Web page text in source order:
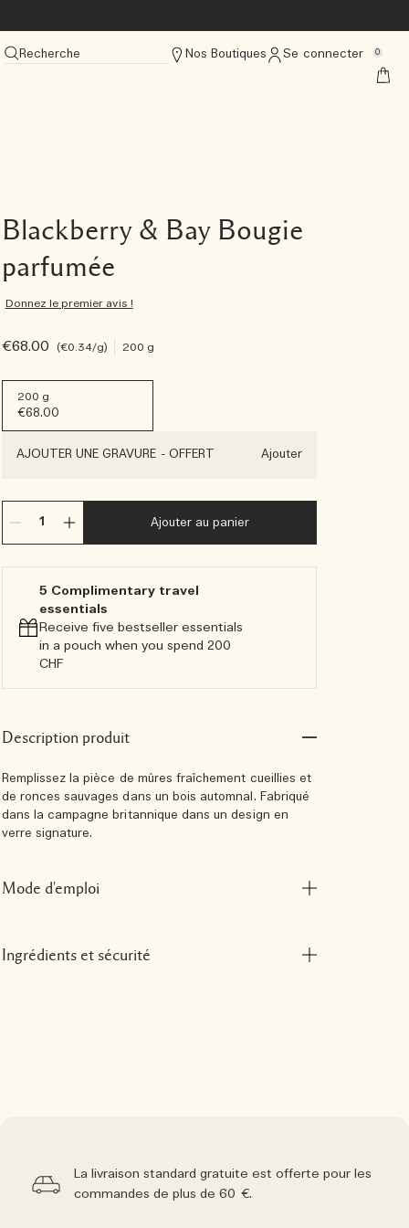
Recherche Nos Boutiques Se connecter 0
Blackberry & Bay Bougie
parfumée
Donnez le premier avis !
€68.00 €0.34/g 200 g
200 g
€68.00
AJOUTER UNE GRAVURE - OFFERT Ajouter
Ajouter au panier
5 Complimentary travel
essentials​
Receive five bestseller essentials
in a pouch when you spend 200
CHF
Description produit
Remplissez la pièce de mûres fraîchement cueillies et
de ronces sauvages dans un bois automnal. Fabriqué
dans la campagne britannique dans un design en
verre signature.
Mode d'emploi
Ingrédients et sécurité
La livraison standard gratuite est offerte pour les
commandes de plus de 60 €.